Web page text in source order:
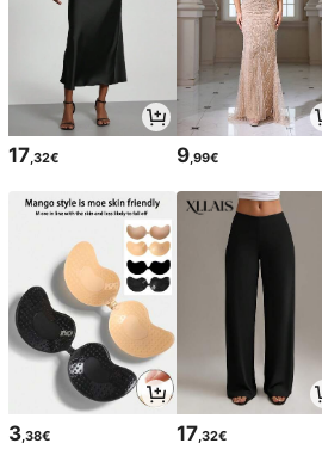
17,32€ 9,99€
3 ,38€ 17 ,32€